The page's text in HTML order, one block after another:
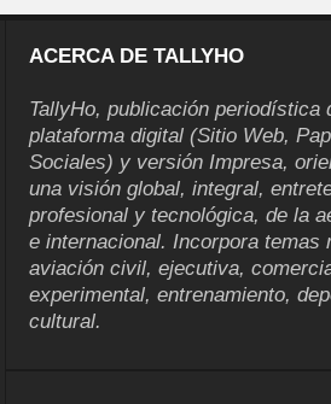
ACERCA DE TALLYHO
TallyHo, publicación periodística
plataforma digital (Sitio Web,
Sociales) y versión Impresa,
una visión global, integral,
profesional y tecnológica, de la
e internacional. Incorpora temas
aviación civil, ejecutiva,
experimental, entrenamiento,
cultural.